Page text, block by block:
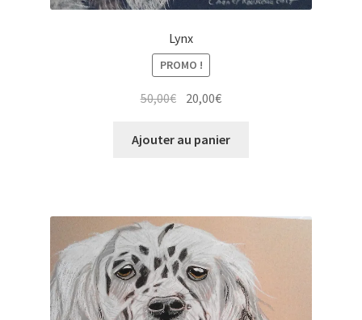
Lynx
PROMO !
50,00€ Le
initial
20,00€Le
actuel
Ajouter au panier